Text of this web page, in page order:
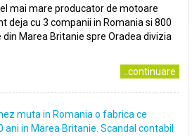
mai mare producator de motoare
deja cu 3 companii in Romania si 800
Marea Britanie spre Oradea divizia
..continuare
muta in Romania o fabrica ce
in Marea Britanie. Scandal contabil